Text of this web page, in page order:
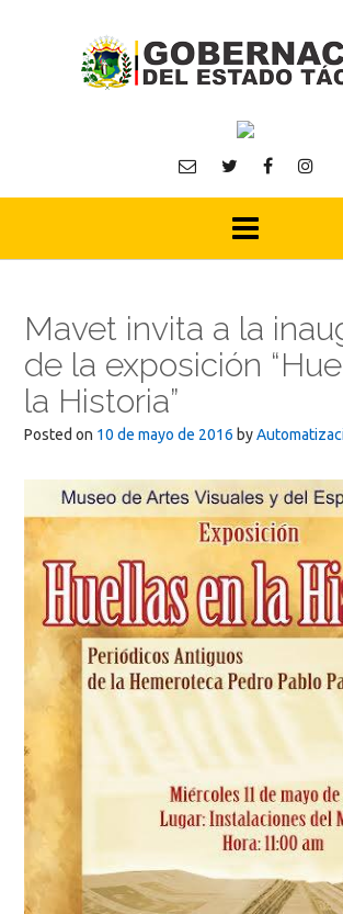
Mavet invita a la
de la exposición
la Historia”
Posted on 10 de mayo de 2016 by